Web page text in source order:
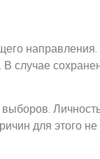
В случае
для этого